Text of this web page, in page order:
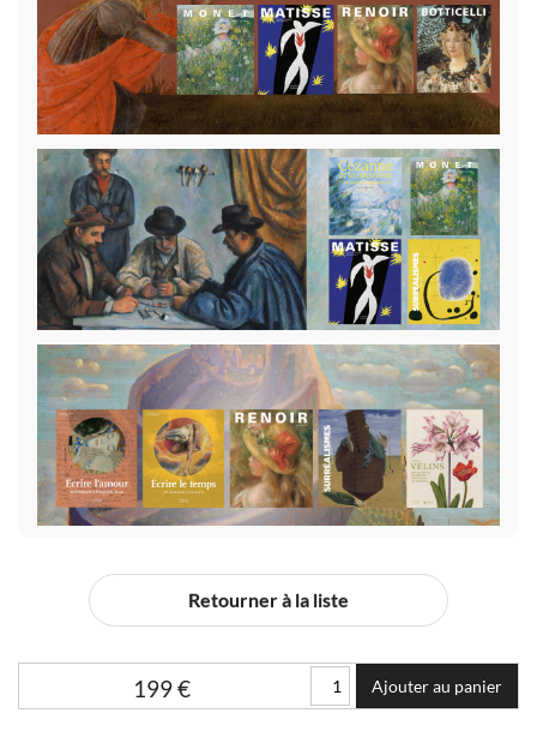
Retourner à la liste
199€ Ajouter au panier